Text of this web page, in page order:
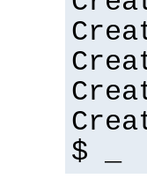
$ _